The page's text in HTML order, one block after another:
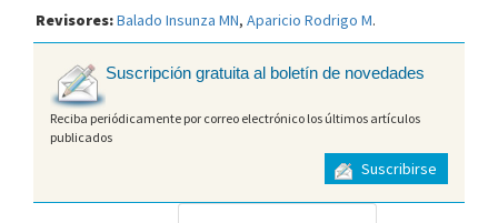
Revisores:Balado Insunza MN, Aparicio Rodrigo M.
Suscripción gratuita al boletín de novedades
Reciba periódicamente por correo electrónico los últimos artículos
publicados
Suscribirse